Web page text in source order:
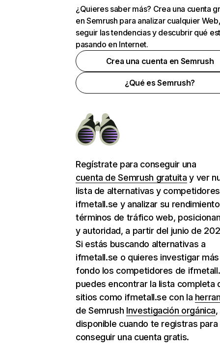
¿Quieres saber más? Crea una cuenta
en Semrush para analizar cualquier
seguir las tendencias y descubrir qué
pasando en Internet.
Crea una cuenta en Semrush
¿Qué es Semrush?
Regístrate para conseguir una
cuenta de Semrush gratuita y ver
lista de alternativas y
ifmetall.se y analizar su
términos de tráfico web,
y autoridad, a partir del junio de
Si estás buscando alternativas a
ifmetall.se o quieres investigar
fondo los competidores de
puedes encontrar la lista completa
sitios como ifmetall.se con la
de Semrush Investigación orgánica,
disponible cuando te registras para
conseguir una cuenta gratis.